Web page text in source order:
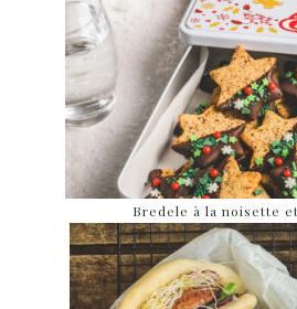
Bredele à la noisette